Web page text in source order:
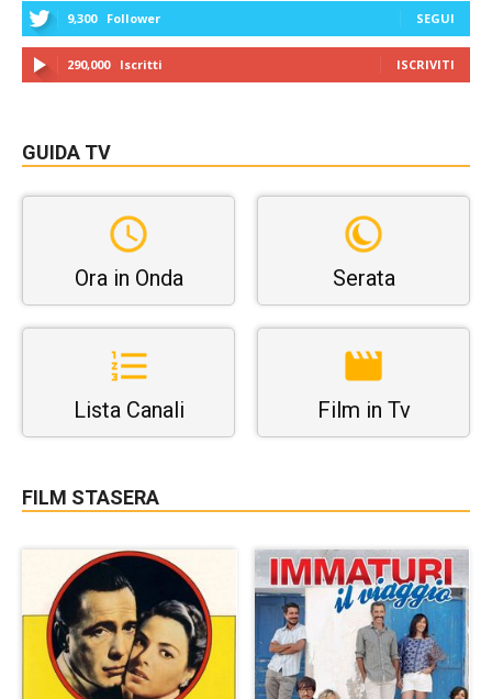
9,300 Follower SEGUI
290,000 Iscritti ISCRIVITI
GUIDA TV
Ora in Onda Serata
Lista Canali Film in Tv
FILM STASERA